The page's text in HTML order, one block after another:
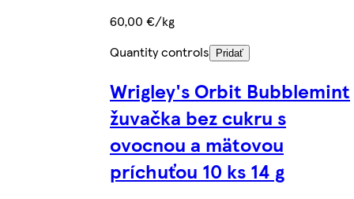
60,00 €/kg
Quantity controls
Pridať
Wrigley's Orbit Bubblemint
žuvačka bez cukru s
ovocnou a mätovou
príchuťou 10 ks 14 g